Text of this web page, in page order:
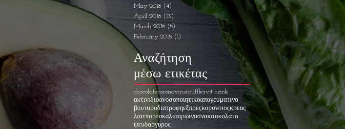
May 2018 (4) 4 posts
April 2018 (13)
March 2018 (8) 8 posts
February 2018 (1)
Αναζήτηση
μέσω ετικέτας
chocolatecoronovirustrufflesvit czink
ακτινιδιοανοσοποιητικοαπογευματινο
βουτυροδιατροφηεξπρεςκορονοιοςκρεας
λαιτπορτοκαλιαπρωινοσνακσοκολατα
ψευδαργυρος